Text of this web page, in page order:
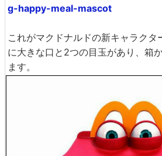
g-happy-meal-mascot
これがマクドナルドの新キャラク
に大きな口と2つの目玉があり、箱
ます。